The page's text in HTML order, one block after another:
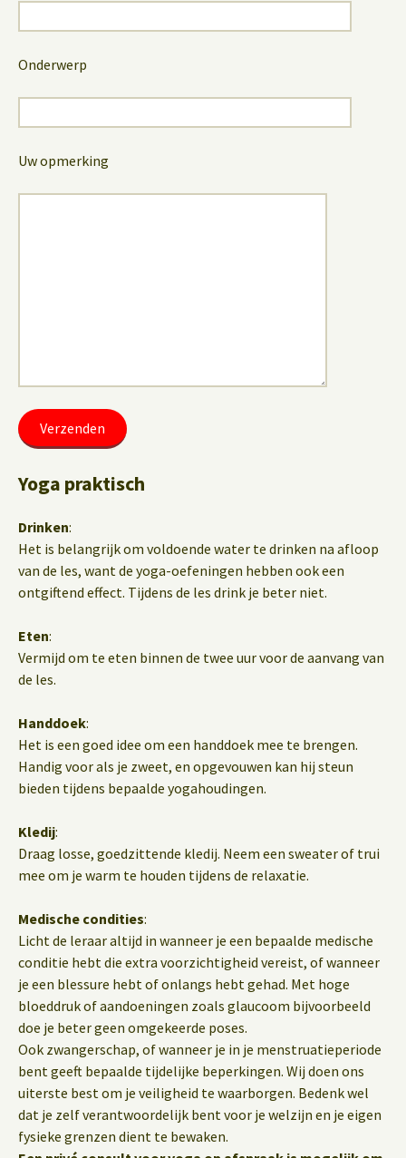
Onderwerp
Uw opmerking
Yoga praktisch
Drinken:
Het is belangrijk om voldoende water te drinken na afloop
van de les, want de yoga-oefeningen hebben ook een
ontgiftend effect. Tijdens de les drink je beter niet.
Eten:
Vermijd om te eten binnen de twee uur voor de aanvang van
de les.
Handdoek:
Het is een goed idee om een handdoek mee te brengen.
Handig voor als je zweet, en opgevouwen kan hij steun
bieden tijdens bepaalde yogahoudingen.
Kledij:
Draag losse, goedzittende kledij. Neem een sweater of trui
mee om je warm te houden tijdens de relaxatie.
Medische condities:
Licht de leraar altijd in wanneer je een bepaalde medische
conditie hebt die extra voorzichtigheid vereist, of wanneer
je een blessure hebt of onlangs hebt gehad. Met hoge
bloeddruk of aandoeningen zoals glaucoom bijvoorbeeld
doe je beter geen omgekeerde poses.
Ook zwangerschap, of wanneer je in je menstruatieperiode
bent geeft bepaalde tijdelijke beperkingen. Wij doen ons
uiterste best om je veiligheid te waarborgen. Bedenk wel
dat je zelf verantwoordelijk bent voor je welzijn en je eigen
fysieke grenzen dient te bewaken.